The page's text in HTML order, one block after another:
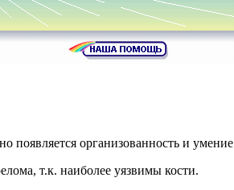
появляется организованность и
т.к. наиболее уязвимы кости.